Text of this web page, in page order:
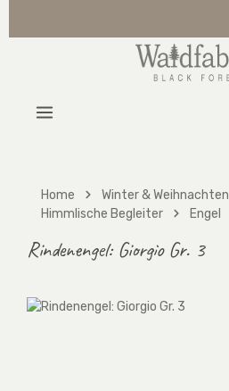
Home
Winter & Weihnachten
Himmlische Begleiter
Engel
Rindenengel: Giorgio Gr. 3
Bildergalerie überspringen